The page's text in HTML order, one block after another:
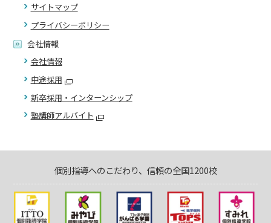
サイトマップ
プライバシーポリシー
会社情報
会社情報
中途採用
新卒採用・インターンシップ
塾講師アルバイト
個別指導へのこだわり、信頼の全国1200校